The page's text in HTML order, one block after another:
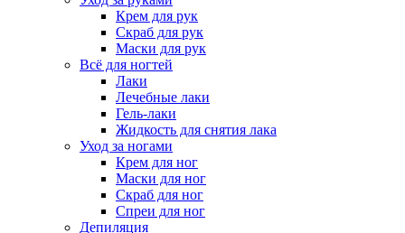
Крем для рук
Скраб для рук
Маски для рук
Всё для ногтей
Лаки
Лечебные лаки
Гель-лаки
Жидкость для снятия лака
Уход за ногами
Крем для ног
Маски для ног
Скраб для ног
Спреи для ног
Депиляция